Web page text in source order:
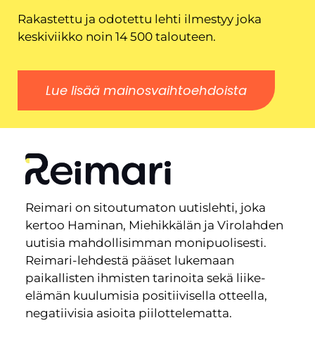
Rakastettu ja odotettu lehti ilmestyy joka
keskiviikko noin 14 500 talouteen.
Lue lisää mainosvaihtoehdoista
Reimari on sitoutumaton uutislehti, joka
kertoo Haminan, Miehikkälän ja Virolahden
uutisia mahdollisimman monipuolisesti.
Reimari-lehdestä pääset lukemaan
paikallisten ihmisten tarinoita sekä liike-
elämän kuulumisia positiivisella otteella,
negatiivisia asioita piilottelematta.